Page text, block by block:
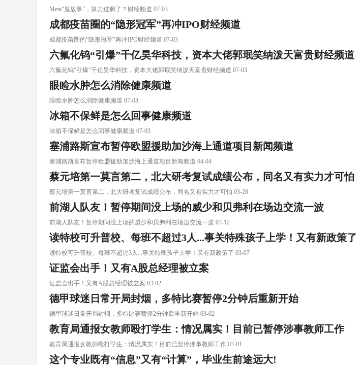
Meta“鬼故事”，算力过剩了？财经频道 07-03
成都疫苗圈的“隐形冠军”再冲IPO财经频道
成都疫苗圈的“隐形冠军”再冲IPO财经频道 07-03
六氟化钨“引爆”千亿昊华科技，资本大佬郭珉笑纳泼天富贵财经频道
六氟化钨“引爆”千亿昊华科技，资本大佬郭珉笑纳泼天富贵财经频道 07-03
眼睑水肿怎么消除健康频道
眼睑水肿怎么消除健康频道 07-03
冰箱不保鲜是怎么回事健康频道
冰箱不保鲜是怎么回事健康频道 07-03
塞浦路斯宣布暂停欧盟援助加沙海上通道项目新闻频道
塞浦路斯宣布暂停欧盟援助加沙海上通道项目新闻频道 04-04
蔡元培第一莫言第二，北大研考复试成绩公布，同名又有实力才可怕
蔡元培第一莫言第二，北大研考复试成绩公布，同名又有实力才可怕 03-28
前湖人队友！暂停期间没上场的威少和贝弗利在场边交流一波
前湖人队友！暂停期间没上场的威少和贝弗利在场边交流一波 03-12
读特校可升普校、每班不超过3人...事关特殊孩子上学！又有新政策了
读特校可升普校、每班不超过3人...事关特殊孩子上学！又有新政策了 03-07
证监会出手！又有A股总经理被立案
证监会出手！又有A股总经理被立案 03-02
德甲球迷日常开局封烟，多特比赛暂停2分钟后重新开始
德甲球迷日常开局封烟，多特比赛暂停2分钟后重新开始 03-02
教育局通报女教师殴打学生：情况属实！目前已暂停涉事教师工作
教育局通报女教师殴打学生：情况属实！目前已暂停涉事教师工作 03-01
这个专业既有“信息”又有“计算”，毕业生前途远大!